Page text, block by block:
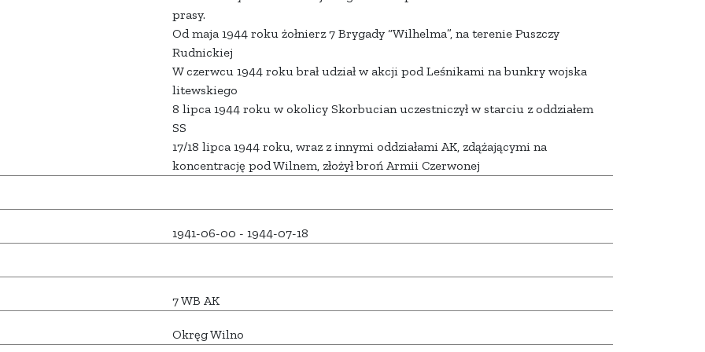
prasy.
Od maja 1944 roku żołnierz 7 Brygady “Wilhelma”, na terenie Puszczy
Rudnickiej
W czerwcu 1944 roku brał udział w akcji pod Leśnikami na bunkry wojska
litewskiego
8 lipca 1944 roku w okolicy Skorbucian uczestniczył w starciu z oddziałem
SS
17/18 lipca 1944 roku, wraz z innymi oddziałami AK, zdążającymi na
koncentrację pod Wilnem, złożył broń Armii Czerwonej
1941-06-00 - 1944-07-18
7 WB AK
Okręg Wilno